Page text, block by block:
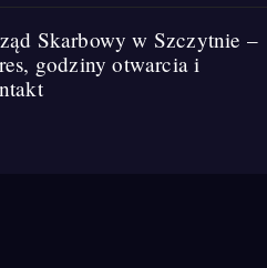
Skarbowy w Szczytnie –
godziny otwarcia i